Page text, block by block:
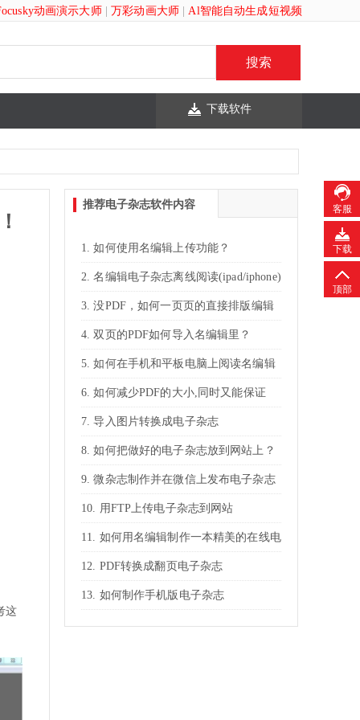
动画演示大师 |万彩动画大师 |Al智能自动生成短视频
下载软件
这
推荐电子杂志软件内容
如何使用名编辑上传功能？
名编辑电子杂志离线阅读(ipad/iphone)
没PDF，如何一页页的直接排版编辑
名编辑电子杂志？
双页的PDF如何导入名编辑里？
如何在手机和平板电脑上阅读名编辑
电子杂志
如何减少PDF的大小,同时又能保证
PDF放大的清晰度
导入图片转换成电子杂志
如何把做好的电子杂志放到网站上？
微杂志制作并在微信上发布电子杂志
用FTP上传电子杂志到网站
如何用名编辑制作一本精美的在线电
子杂志？
PDF转换成翻页电子杂志
如何制作手机版电子杂志
客服
下载
顶部